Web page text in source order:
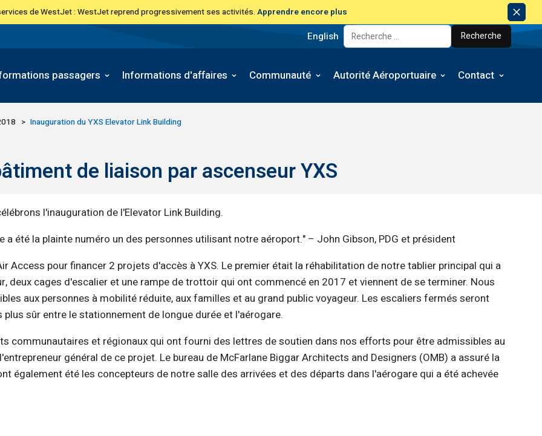
de WestJet : WestJet reprend progressivement ses activités. Apprendre encore plus Avis
de
English Rechercher:
passagers Informations d'affaires Communauté Autorité Aéroportuaire Contact
Inauguration du YXS Elevator Link Building
de liaison par ascenseur YXS
l'inauguration de l'Elevator Link Building.
été la plainte numéro un des personnes utilisant notre aéroport." – John Gibson, PDG et président
Access pour financer 2 projets d'accès à YXS. Le premier était la réhabilitation de notre tablier principal qui a
deux cages d'escalier et une rampe de trottoir qui ont commencé en 2017 et viennent de se terminer. Nous
aux personnes à mobilité réduite, aux familles et au grand public voyageur. Les escaliers fermés seront
sûr entre le stationnement de longue durée et l'aérogare.
communautaires et régionaux qui ont fourni des lettres de soutien dans nos efforts pour être admissibles au
général de ce projet. Le bureau de McFarlane Biggar Architects and Designers (OMB) a assuré la
également été les concepteurs de notre salle des arrivées et des départs dans l'aérogare qui a été achevée